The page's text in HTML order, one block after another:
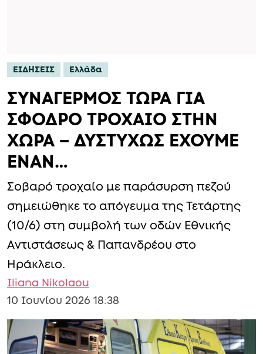
ΕΙΔΗΣΕΙΣ Ελλάδα
ΣΥΝΑΓΕΡΜΟΣ ΤΩΡΑ ΓΙΑ
ΣΦΟΔΡΟ ΤΡΟΧΑΙΟ ΣΤΗΝ
ΧΩΡΑ – ΔΥΣΤΥΧΩΣ ΕΧΟΥΜΕ
ΕΝΑΝ…
Σοβαρό τροχαίο με παράσυρση πεζού
σημειώθηκε το απόγευμα της Τετάρτης
(10/6) στη συμβολή των οδών Εθνικής
Αντιστάσεως & Παπανδρέου στο
Ηράκλειο.
Iliana Nikolaou
10 Ιουνίου 2026 18:38